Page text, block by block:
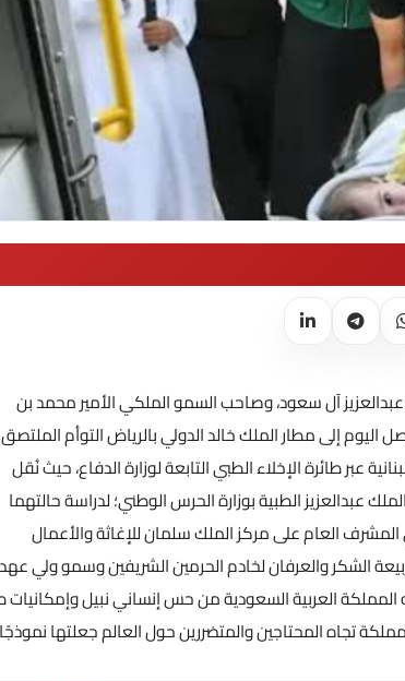
آل سعود، وصاحب السمو الملكي الأمير محمد بن
إلى مطار الملك خالد الدولي بالرياض التوأم الملتصق
عبر طائرة الإخلاء الطبي التابعة لوزارة الدفاع، حيث نُقل
الطبية بوزارة الحرس الوطني؛ لدراسة حالتهما
العام على مركز الملك سلمان للإغاثة والأعمال
الشكر والعرفان لخادم الحرمين الشريفين وسمو ولي
المملكة العربية السعودية من حس إنساني نبيل وإمكانيات
تجاه المحتاجين والمتضررين حول العالم جعلتها نموذجًا